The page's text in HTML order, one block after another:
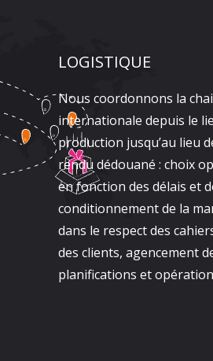
LOGISTIQUE
Nous coordonnons la
internationale depuis le
production jusqu’au lieu
rendu dédouané : choix
en fonction des délais et
conditionnement de la
dans le respect des
des clients, agencement
planifications et